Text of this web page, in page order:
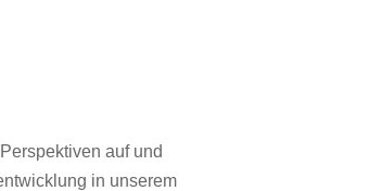
auf und
in unserem